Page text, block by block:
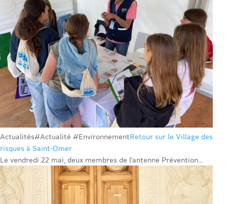
Actualités#Actualité #EnvironnementRetour sur le Village des
risques à Saint-Omer
Le vendredi 22 mai, deux membres de l’antenne Prévention...